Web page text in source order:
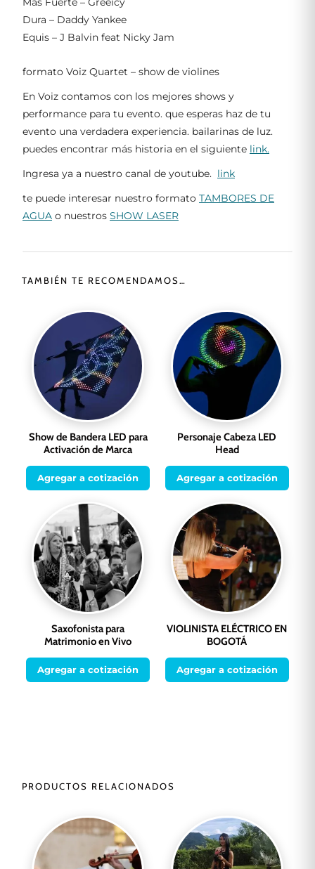
Dura – Daddy Yankee
Equis – J Balvin feat Nicky Jam
formato Voiz Quartet – show de violines
En Voiz contamos con los mejores shows y
performance para tu evento. que esperas haz de tu
evento una verdadera experiencia. bailarinas de luz.
puedes encontrar más historia en el siguiente link.
Ingresa ya a nuestro canal de youtube. link
te puede interesar nuestro formato TAMBORES DE
AGUA o nuestros SHOW LASER
TAMBIÉN TE RECOMENDAMOS…
Show de Bandera LED para
Activación de Marca
Agregar a cotización
Personaje Cabeza LED
Head
Agregar a cotización
Saxofonista para
Matrimonio en Vivo
Agregar a cotización
VIOLINISTA ELÉCTRICO EN
BOGOTÁ
Agregar a cotización
PRODUCTOS RELACIONADOS